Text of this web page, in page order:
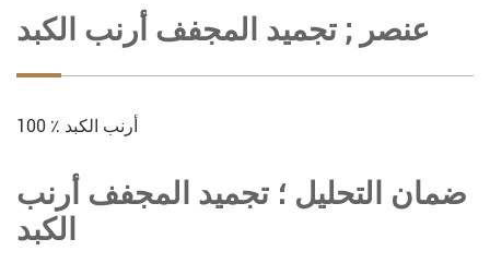
عنصر ; تجميد المجفف أرنب الكبد
100 ٪ أرنب الكبد
ضمان التحليل ؛ تجميد المجفف أرنب
الكبد